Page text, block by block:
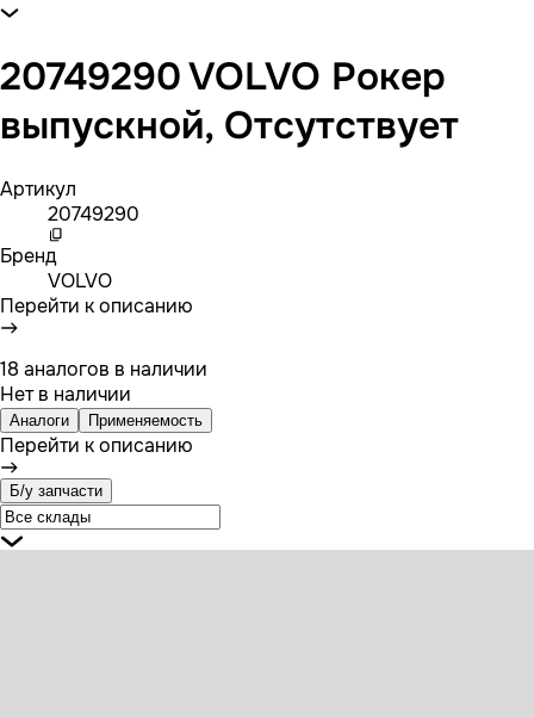
20749290 VOLVO Рокер
выпускной, Отсутствует
Артикул
20749290
Бренд
VOLVO
Перейти к описанию
18 аналогов в наличии
Нет в наличии
Аналоги Применяемость
Перейти к описанию
Б/у запчасти